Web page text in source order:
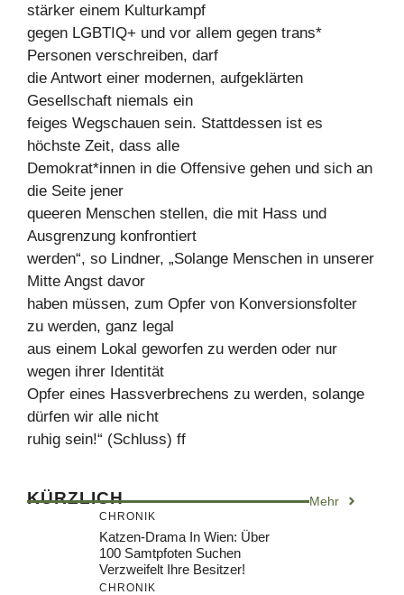
stärker einem Kulturkampf
gegen LGBTIQ+ und vor allem gegen trans*
Personen verschreiben, darf
die Antwort einer modernen, aufgeklärten
Gesellschaft niemals ein
feiges Wegschauen sein. Stattdessen ist es
höchste Zeit, dass alle
Demokrat*innen in die Offensive gehen und sich an
die Seite jener
queeren Menschen stellen, die mit Hass und
Ausgrenzung konfrontiert
werden“, so Lindner, „Solange Menschen in unserer
Mitte Angst davor
haben müssen, zum Opfer von Konversionsfolter
zu werden, ganz legal
aus einem Lokal geworfen zu werden oder nur
wegen ihrer Identität
Opfer eines Hassverbrechens zu werden, solange
dürfen wir alle nicht
ruhig sein!“ (Schluss) ff
KÜRZLICH Mehr
CHRONIK
Katzen-Drama In Wien: Über
100 Samtpfoten Suchen
Verzweifelt Ihre Besitzer!
CHRONIK